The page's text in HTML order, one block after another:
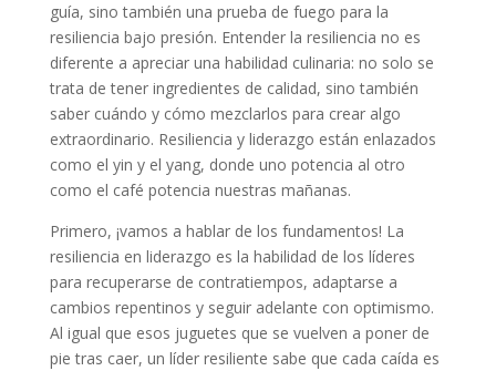
guía, sino también una prueba de fuego para la
resiliencia bajo presión. Entender la resiliencia no es
diferente a apreciar una habilidad culinaria: no solo se
trata de tener ingredientes de calidad, sino también
saber cuándo y cómo mezclarlos para crear algo
extraordinario. Resiliencia y liderazgo están enlazados
como el yin y el yang, donde uno potencia al otro
como el café potencia nuestras mañanas.
Primero, ¡vamos a hablar de los fundamentos! La
resiliencia en liderazgo es la habilidad de los líderes
para recuperarse de contratiempos, adaptarse a
cambios repentinos y seguir adelante con optimismo.
Al igual que esos juguetes que se vuelven a poner de
pie tras caer, un líder resiliente sabe que cada caída es